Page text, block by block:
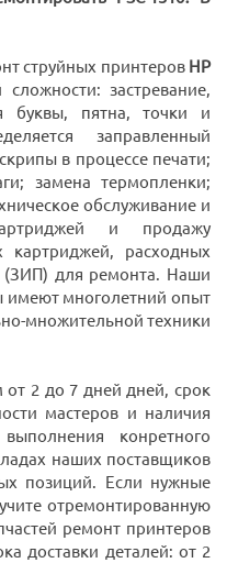
струйных принтеров HP
застревание,
буквы, пятна, точки и
заправленный
в процессе печати;
замена термопленки;
обслуживание и
и продажу
картриджей, расходных
(ЗИП) для ремонта. Наши
многолетний опыт
множительной техники
от 2 до 7 дней дней, срок
мастеров и наличия
конретного
наших поставщиков
позиций. Если нужные
отремонтированную
ремонт принтеров
доставки деталей: от 2